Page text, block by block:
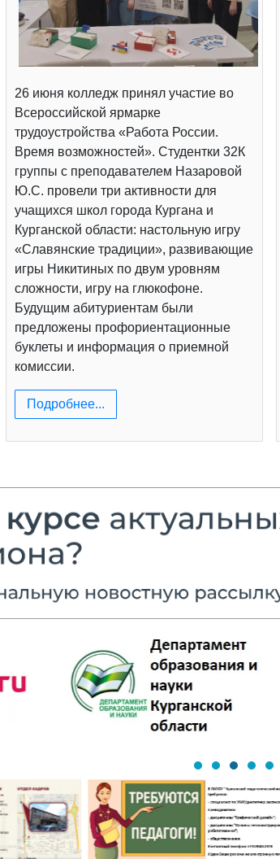
26 июня колледж принял участие во
Всероссийской ярмарке
трудоустройства «Работа России.
Время возможностей». Студентки 32К
группы с преподавателем Назаровой
Ю.С. провели три активности для
учащихся школ города Кургана и
Курганской области: настольную игру
«Славянские традиции», развивающие
игры Никитиных по двум уровням
сложности, игру на глюкофоне.
Будущим абитуриентам были
предложены профориентационные
буклеты и информация о приемной
комиссии.
Подробнее...